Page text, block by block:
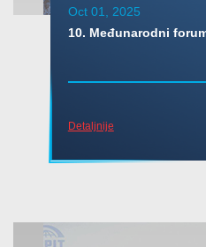
Oct 01, 2025
10. Međunarodni
Detaljnije